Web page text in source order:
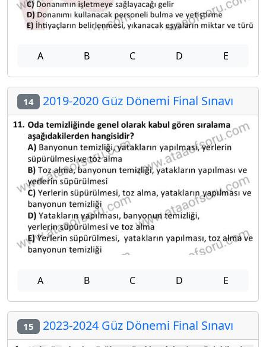
A B C D E
14 2019-2020 Güz Dönemi Final Sınavı
A B C D E
15 2023-2024 Güz Dönemi Final Sınavı